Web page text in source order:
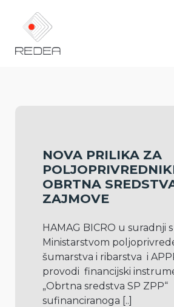
NOVA PRILIKA ZA
OBRTNA
ZAJMOVE
HAMAG BICRO u suradnji s
Ministarstvom
šumarstva i ribarstva  i
provodi  financijski
„Obrtna sredstva SP ZPP“
sufinanciranoga [..]